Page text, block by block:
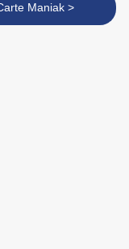
Carte Maniak >